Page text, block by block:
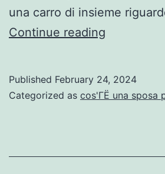
una carro di insieme
Continue reading
le
Published February 24, 2024
Categorized as cos'ГЁ una sposa